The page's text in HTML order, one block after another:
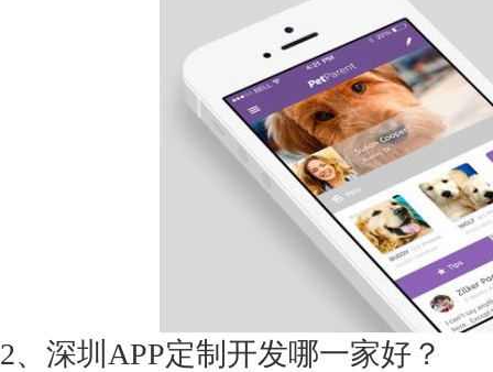
2、深圳APP定制开发哪一家好？
1万个想法不如1次的方案落地